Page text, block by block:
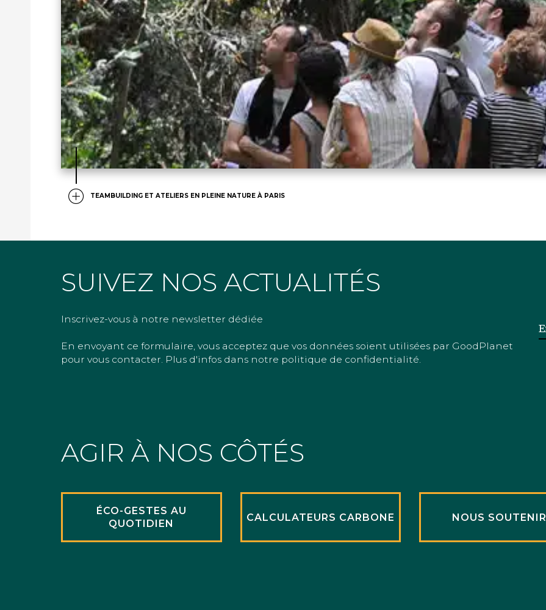
TEAMBUILDING ET ATELIERS EN PLEINE NATURE À PARIS
SUIVEZ NOS ACTUALITÉS
Inscrivez-vous à notre newsletter dédiée
En envoyant ce formulaire, vous acceptez que vos données soient utilisées par GoodPlanet
pour vous contacter. Plus d'infos dans notre politique de confidentialité.
AGIR À NOS CÔTÉS
ÉCO-GESTES AU
QUOTIDIEN
CALCULATEURS CARBONE NOUS SOUTENIR